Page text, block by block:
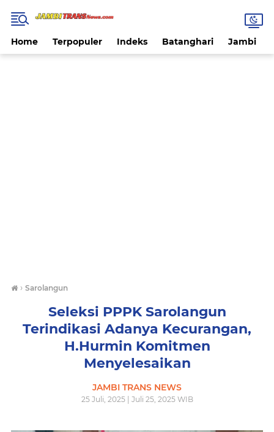
Home Terpopuler Indeks Batanghari Jambi
› Sarolangun
Seleksi PPPK Sarolangun
Terindikasi Adanya Kecurangan,
H.Hurmin Komitmen
Menyelesaikan
JAMBI TRANS NEWS
25 Juli, 2025 | Juli 25, 2025 WIB